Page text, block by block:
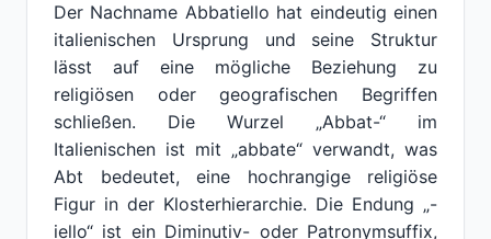
Der Nachname Abbatiello hat eindeutig einen
italienischen Ursprung und seine Struktur
lässt auf eine mögliche Beziehung zu
religiösen oder geografischen Begriffen
schließen. Die Wurzel „Abbat-“ im
Italienischen ist mit „abbate“ verwandt, was
Abt bedeutet, eine hochrangige religiöse
Figur in der Klosterhierarchie. Die Endung „-
iello“ ist ein Diminutiv- oder Patronymsuffix,